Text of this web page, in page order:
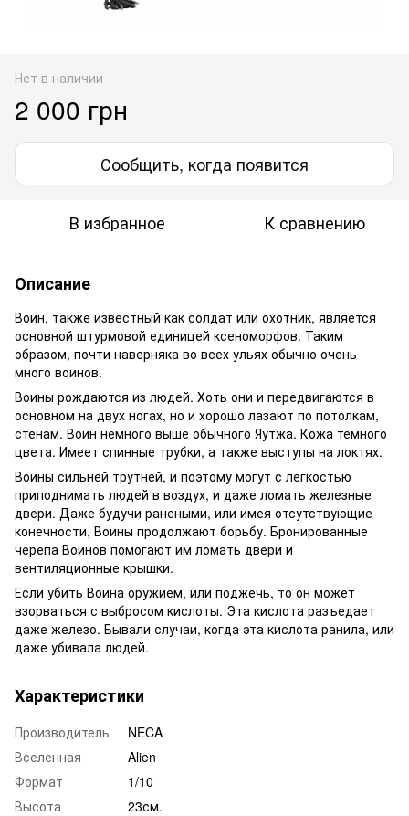
Нет в наличии
2 000 грн
Сообщить, когда появится
В избранное К сравнению
Описание
Воин, также известный как солдат или охотник, является
основной штурмовой единицей ксеноморфов. Таким
образом, почти наверняка во всех ульях обычно очень
много воинов.
Воины рождаются из людей. Хоть они и передвигаются в
основном на двух ногах, но и хорошо лазают по потолкам,
стенам. Воин немного выше обычного Яутжа. Кожа темного
цвета. Имеет спинные трубки, а также выступы на локтях.
Воины сильней трутней, и поэтому могут с легкостью
приподнимать людей в воздух, и даже ломать железные
двери. Даже будучи ранеными, или имея отсутствующие
конечности, Воины продолжают борьбу. Бронированные
черепа Воинов помогают им ломать двери и
вентиляционные крышки.
Если убить Воина оружием, или поджечь, то он может
взорваться с выбросом кислоты. Эта кислота разъедает
даже железо. Бывали случаи, когда эта кислота ранила, или
даже убивала людей.
Характеристики
Производитель
NECA
Вселенная
Alien
Формат
1/10
Высота
23см.